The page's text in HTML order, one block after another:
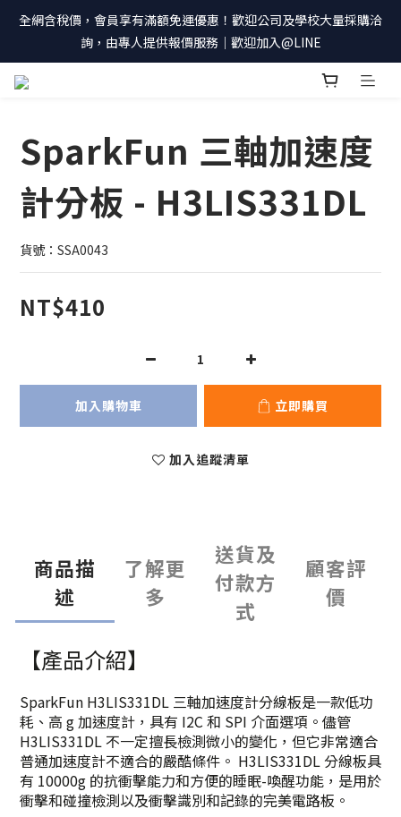
全網含稅價，會員享有滿額免運優惠！歡迎公司及學校大量採購洽
詢，由專人提供報價服務｜歡迎加入@LINE
SparkFun 三軸加速度
計分板 - H3LIS331DL
貨號：SSA0043
NT$410
加入購物車 立即購買
加入追蹤清單
商品描
述
了解更
多
送貨及
付款方
式
顧客評
價
【產品介紹】
SparkFun H3LIS331DL 三軸加速度計分線板是一款低功
耗、高 g 加速度計，具有 I2C 和 SPI 介面選項。儘管
H3LIS331DL 不一定擅長檢測微小的變化，但它非常適合
普通加速度計不適合的嚴酷條件。 H3LIS331DL 分線板具
有 10000g 的抗衝擊能力和方便的睡眠-喚醒功能，是用於
衝擊和碰撞檢測以及衝擊識別和記錄的完美電路板。